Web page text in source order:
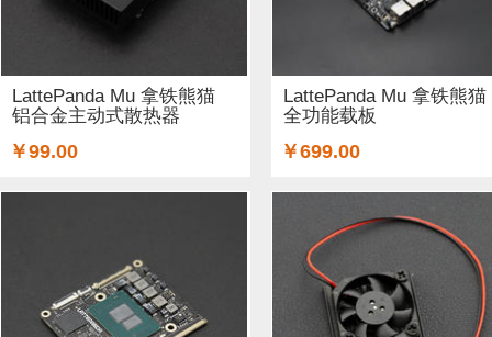
LattePanda Mu 拿铁熊猫
铝合金主动式散热器
￥99.00
LattePanda Mu 拿铁熊猫
全功能载板
￥699.00